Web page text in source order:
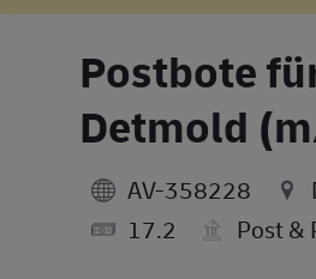
Postbote
Detmold
AV-358228
17.2
Post &